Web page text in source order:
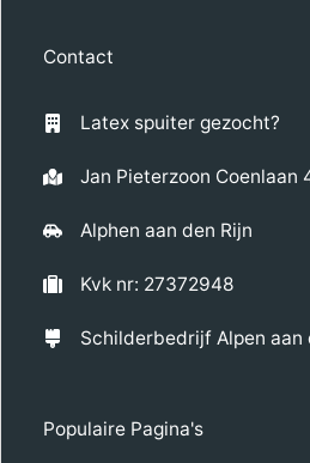
Contact
Latex spuiter gezocht?
Jan Pieterzoon Coenlaan
Alphen aan den Rijn
Kvk nr: 27372948
Schilderbedrijf Alpen aan
Populaire Pagina's